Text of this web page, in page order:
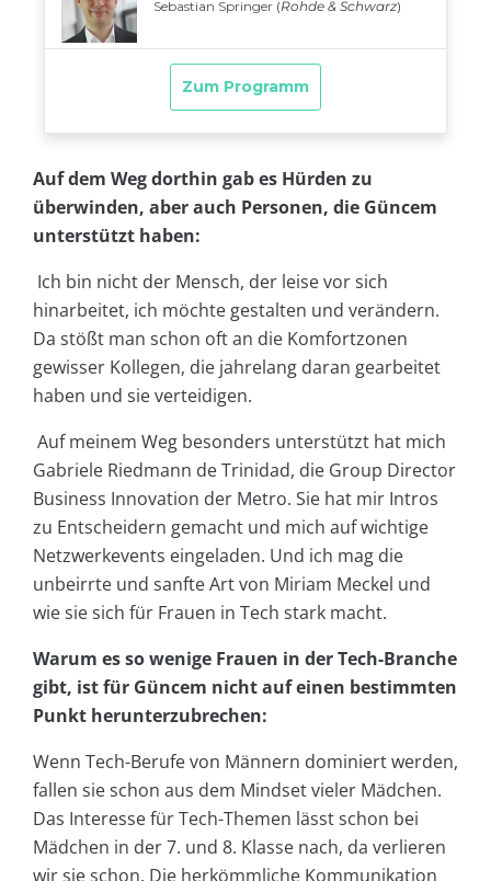
Auf dem Weg dorthin gab es Hürden zu
überwinden, aber auch Personen, die Güncem
unterstützt haben:
Ich bin nicht der Mensch, der leise vor sich
hinarbeitet, ich möchte gestalten und verändern.
Da stößt man schon oft an die Komfortzonen
gewisser Kollegen, die jahrelang daran gearbeitet
haben und sie verteidigen.
Auf meinem Weg besonders unterstützt hat mich
Gabriele Riedmann de Trinidad, die Group Director
Business Innovation der Metro. Sie hat mir Intros
zu Entscheidern gemacht und mich auf wichtige
Netzwerkevents eingeladen. Und ich mag die
unbeirrte und sanfte Art von Miriam Meckel und
wie sie sich für Frauen in Tech stark macht.
Warum es so wenige Frauen in der Tech-Branche
gibt, ist für Güncem nicht auf einen bestimmten
Punkt herunterzubrechen:
Wenn Tech-Berufe von Männern dominiert werden,
fallen sie schon aus dem Mindset vieler Mädchen.
Das Interesse für Tech-Themen lässt schon bei
Mädchen in der 7. und 8. Klasse nach, da verlieren
wir sie schon. Die herkömmliche Kommunikation